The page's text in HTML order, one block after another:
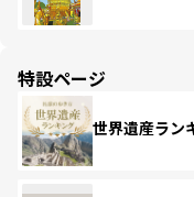
特設ページ
世界遺産ラン